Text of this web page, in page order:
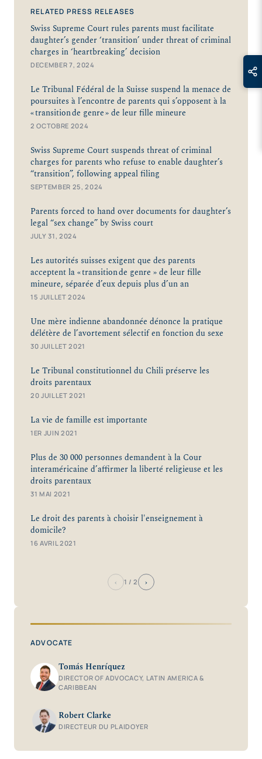
RELATED PRESS RELEASES
Swiss Supreme Court rules parents must facilitate
daughter’s gender ‘transition’ under threat of criminal
charges in ‘heartbreaking’ decision
DECEMBER 7, 2024
Le Tribunal Fédéral de la Suisse suspend la menace de
poursuites à l’encontre de parents qui s’opposent à la
« transition de genre » de leur fille mineure
2 OCTOBRE 2024
Swiss Supreme Court suspends threat of criminal
charges for parents who refuse to enable daughter’s
“transition”, following appeal filing
SEPTEMBER 25, 2024
Parents forced to hand over documents for daughter’s
legal “sex change” by Swiss court
JULY 31, 2024
Les autorités suisses exigent que des parents
acceptent la « transition de genre » de leur fille
mineure, séparée d’eux depuis plus d’un an
15 JUILLET 2024
Une mère indienne abandonnée dénonce la pratique
délétère de l’avortement sélectif en fonction du sexe
30 JUILLET 2021
Le Tribunal constitutionnel du Chili préserve les
droits parentaux
20 JUILLET 2021
La vie de famille est importante
1ER JUIN 2021
Plus de 30 000 personnes demandent à la Cour
interaméricaine d’affirmer la liberté religieuse et les
droits parentaux
31 MAI 2021
Le droit des parents à choisir l'enseignement à
domicile?
16 AVRIL 2021
‹ 1 / 2 ›
ADVOCATE
Tomás Henríquez
DIRECTOR OF ADVOCACY, LATIN AMERICA &
CARIBBEAN
Robert Clarke
DIRECTEUR DU PLAIDOYER